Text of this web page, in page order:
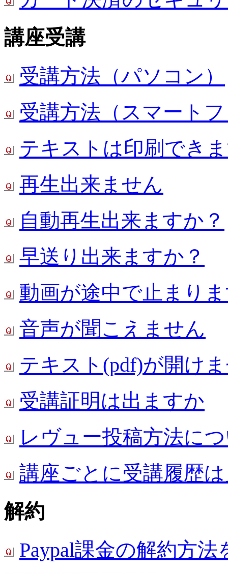
講座受講
受講方法（パソコン）
受講方法（スマート
テキストは印刷でき
再生出来ません
自動再生出来ますか？
早送り出来ますか？
動画が途中で止まり
音声が聞こえません
テキスト(pdf)が開け
受講証明は出ますか
レヴュー投稿方法に
講座ごとに受講履歴
解約
Paypal課金の解約方